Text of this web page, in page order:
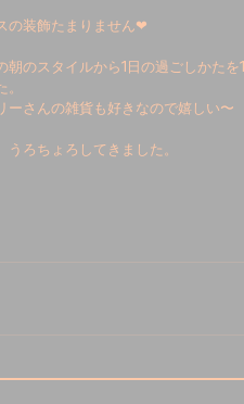
の装飾たまりません❤︎
朝のスタイルから1日の過ごしかた
。
ーさんの雑貨も好きなので嬉しい〜
うろちょろしてきました。